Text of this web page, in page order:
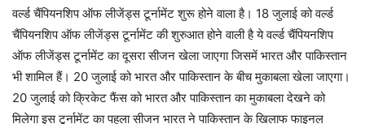
वर्ल्ड चैंपियनशिप ऑफ लीजेंड्स टूर्नामेंट शुरू होने वाला है। 18 जुलाई को वर्ल्ड
चैंपियनशिप ऑफ लीजेंड्स टूर्नामेंट की शुरुआत होने वाली है ये वर्ल्ड चैंपियनशिप
ऑफ लीजेंड्स टूर्नामेंट का दूसरा सीजन खेला जाएगा जिसमें भारत और पाकिस्तान
भी शामिल हैं। 20 जुलाई को भारत और पाकिस्तान के बीच मुकाबला खेला जाएगा।
20 जुलाई को क्रिकेट फैंस को भारत और पाकिस्तान का मुकाबला देखने को
मिलेगा इस टूर्नामेंट का पहला सीजन भारत ने पाकिस्तान के खिलाफ फाइनल